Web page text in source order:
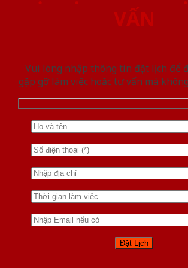
VẤN
Vui lòng nhập thông tin đặt lịch để
gặp gỡ làm việc hoăc tư vấn mà